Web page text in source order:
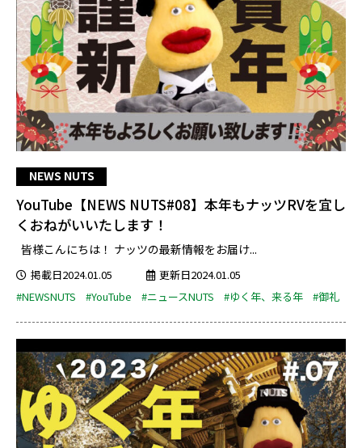
NEWS NUTS
YouTube【NEWS NUTS#08】本年もナッツRVを宜し
くおねがいいたします！
皆様こんにちは！ ナッツの最新情報をお届け...
掲載日2024.01.05
更新日2024.01.05
#NEWSNUTS
#YouTube #ニュースNUTS #ゆく年、来る年 #御礼